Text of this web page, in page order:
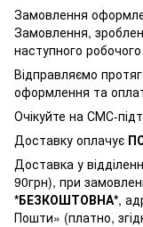
Замовлення
Замовлення,
наступного
Відправляємо
оформлення та
Очікуйте на СМС-
Доставку оплачує
Доставка у
90грн), при
*БЕЗКОШТОВНА*,
Пошти» (платно,